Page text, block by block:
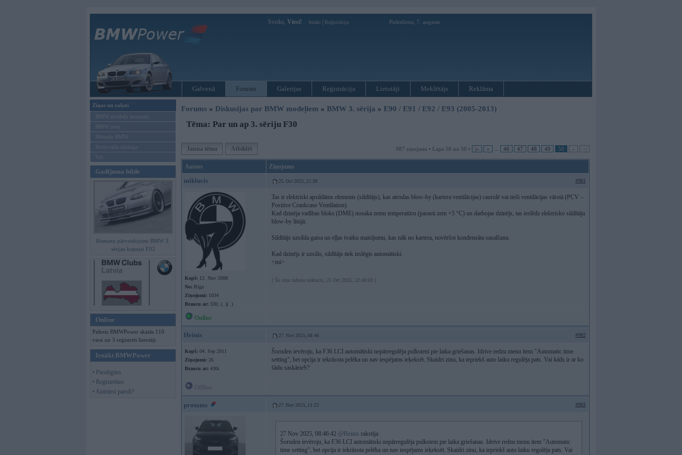
Sveiks, Viesi! Ienākt Reģistrācija Piektdiena, 7. augusts
Galvenā Forums Galerijas Reģistrācija Lietotāji Meklētājs Reklāma
Ziņas un raksti
BMW modeļu jaunumi
BMW testi
Mēneša BMW
Sērijveida tūnings
Vel...
Gadījuma bilde
Hamann pārveidojumi BMW 3.
sērijas kupejai E92
Online
Pašreiz BMWPower skatās 110
viesi un 3 reģistrēti lietotāji.
Ienākt BMWPower
• Pieslēgties
• Reģistrēties
• Aizmirsi paroli?
Forums » Diskusijas par BMW modeļiem » BMW 3. sērija » E90 / E91 / E92 / E93 (2005-2013)
Tēma: Par un ap 3. sēriju F30
Jauna tēma Atbildēt 987 ziņojumi • Lapa 50 no 50 • |« « 46 47 48 49 50
Autors Ziņojums
miklucis 25. Oct 2025, 22:38 #981
Kopš: 12. Nov 2008
No: Rīga
Ziņojumi: 1034
Braucu ar: 330; (. )( .)
Tas ir elektriski apsildāms elements (sildītājs), kas atrodas blow-by (kartera ventilācijas) caurulē vai tieši ventilācijas vārstā (PCV –
Positive Crankcase Ventilation).
Kad dzinēja vadības bloks (DME) nosaka zemu temperatūru (parasti zem +5 °C) un darbojas dzinējs, tas ieslēdz elektrisko sildītāju
blow-by līnijā.
Sildītājs uzsilda gaisa un eļļas tvaiku maisījumu, kas nāk no kartera, novēršot kondensāta sasalšanu.
Kad dzinējs ir uzsilis, sildītājs tiek izslēgts automātiski.
<mi>
[ Šo ziņu laboja miklucis, 25 Oct 2025, 22:40:03 ]
Online
Heinis 27. Nov 2025, 08:46 #982
Kopš: 04. Sep 2011
Ziņojumi: 26
Braucu ar: 430i
Šoruden ievēroju, ka F36 LCI automātiski nepārregulēja pulksteni pie laika griešanas. Idrive redzu menu item "Automatic time
setting", bet opcija ir iekrāsota pelēka un nav iespējams ieķeksēt. Skaidri zinu, ka iepriekš auto laiku regulēja pats. Vai kāds ir ar ko
šādu saskārieS?
protams 27. Nov 2025, 11:22 #983
27 Nov 2025, 08:46:42 @Heinis rakstīja:
Šoruden ievēroju, ka F36 LCI automātiski nepārregulēja pulksteni pie laika griešanas. Idrive redzu menu item "Automatic
time setting", bet opcija ir iekrāsota pelēka un nav iespējams ieķeksēt. Skaidri zinu, ka iepriekš auto laiku regulēja pats. Vai